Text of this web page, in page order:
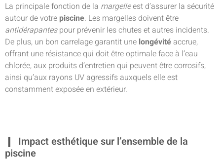
La principale fonction de la margelleest d’assurer la sécurité
autour de votre piscine. Les margelles doivent être
antidérapantespour prévenir les chutes et autres incidents.
De plus, un bon carrelage garantit une longévité accrue,
offrant une résistance qui doit être optimale face à l’eau
chlorée, aux produits d’entretien qui peuvent être corrosifs,
ainsi qu’aux rayons UV agressifs auxquels elle est
constamment exposée en extérieur.
Impact esthétique sur l’ensemble de la
piscine